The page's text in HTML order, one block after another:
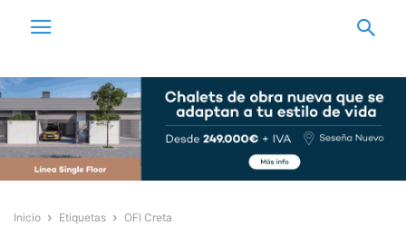
Inicio Etiquetas OFI Creta